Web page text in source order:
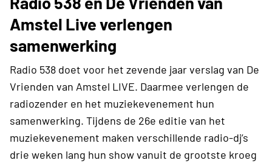
Amstel Live verlengen
samenwerking
Radio 538 doet voor het zevende jaar verslag van De
Vrienden van Amstel LIVE. Daarmee verlengen de
radiozender en het muziekevenement hun
samenwerking. Tijdens de 26e editie van het
muziekevenement maken verschillende radio-dj’s
drie weken lang hun show vanuit de grootste kroeg